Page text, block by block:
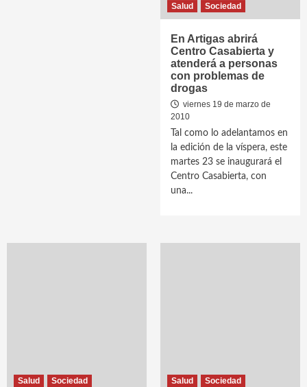
Salud Sociedad
En Artigas abrirá
Centro Casabierta y
atenderá a personas
con problemas de
drogas
viernes 19 de marzo de
2010
Tal como lo adelantamos en
la edición de la víspera, este
martes 23 se inaugurará el
Centro Casabierta, con
una...
Salud Sociedad Salud Sociedad